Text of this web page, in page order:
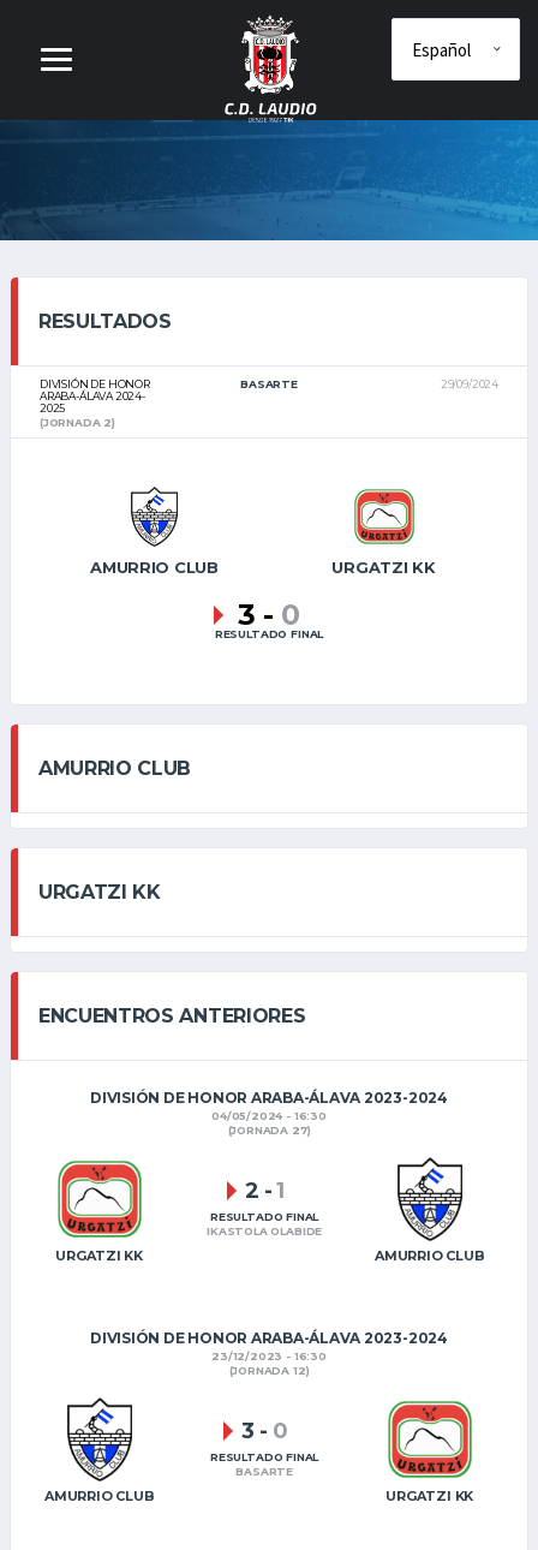
RESULTADOS
DIVISIÓN DE HONOR
ARABA-ÁLAVA 2024-
2025
BASARTE 29/09/2024
(JORNADA 2)
AMURRIO CLUB URGATZI KK
3 - 0
RESULTADO FINAL
AMURRIO CLUB
URGATZI KK
ENCUENTROS ANTERIORES
DIVISIÓN DE HONOR ARABA-ÁLAVA 2023-2024
04/05/2024 - 16:30
(JORNADA 27)
URGATZI KK AMURRIO CLUB
2 -1
RESULTADO FINAL
IKASTOLA OLABIDE
DIVISIÓN DE HONOR ARABA-ÁLAVA 2023-2024
23/12/2023 - 16:30
(JORNADA 12)
AMURRIO CLUB URGATZI KK
3 - 0
RESULTADO FINAL
BASARTE